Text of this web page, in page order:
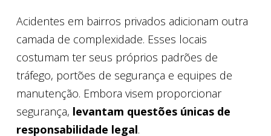
Acidentes em bairros privados adicionam outra
camada de complexidade. Esses locais
costumam ter seus próprios padrões de
tráfego, portões de segurança e equipes de
manutenção. Embora visem proporcionar
segurança, levantam questões únicas de
responsabilidade legal.